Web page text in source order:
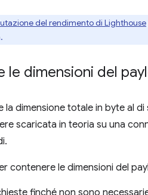
del rendimento di Lighthouse
le dimensioni del
la dimensione totale in byte al
scaricata in teoria su una
contenere le dimensioni del